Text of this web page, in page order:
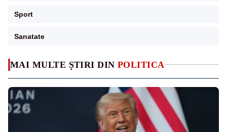
MAI MULTE ȘTIRI DIN POLITICA
Sport
Sanatate